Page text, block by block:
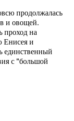
продолжалась
и овощей.
проход на
Енисея и
единственный
с "большой